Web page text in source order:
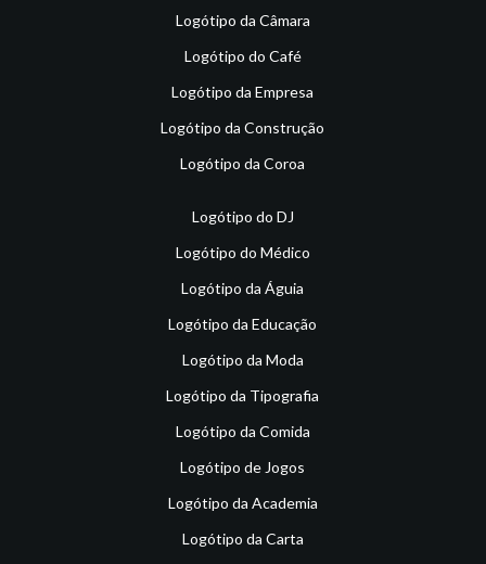
Logótipo da Câmara
Logótipo do Café
Logótipo da Empresa
Logótipo da Construção
Logótipo da Coroa
Logótipo do DJ
Logótipo do Médico
Logótipo da Águia
Logótipo da Educação
Logótipo da Moda
Logótipo da Tipografia
Logótipo da Comida
Logótipo de Jogos
Logótipo da Academia
Logótipo da Carta